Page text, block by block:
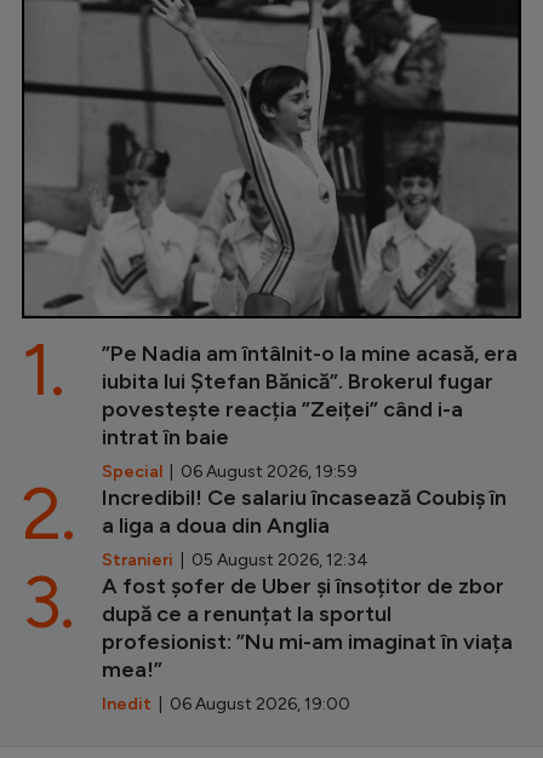
”Pe Nadia am întâlnit-o la mine acasă, era
iubita lui Ștefan Bănică”. Brokerul fugar
povestește reacția ”Zeiței” când i-a
intrat în baie
Special | 06 August 2026, 19:59
1.
Incredibil! Ce salariu încasează Coubiș în
a liga a doua din Anglia
Stranieri | 05 August 2026, 12:34
2.
A fost șofer de Uber și însoțitor de zbor
după ce a renunțat la sportul
profesionist: ”Nu mi-am imaginat în viața
mea!”
Inedit | 06 August 2026, 19:00
3.